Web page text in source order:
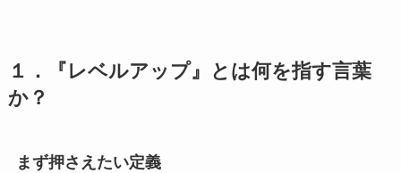
１．『レベルアップ』とは何を指す言葉
か？
まず押さえたい定義